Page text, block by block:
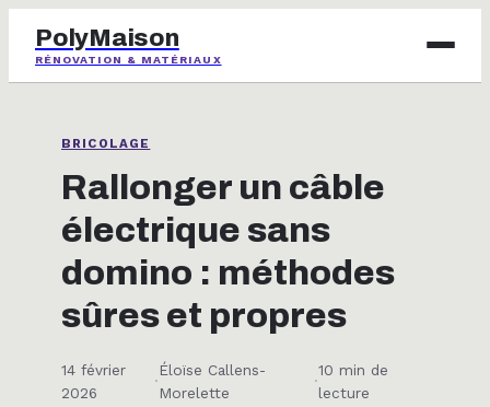
PolyMaison
RÉNOVATION & MATÉRIAUX
IMMOBILIER
JARDINAGE
MAISON & DÉCO
BRICOLAGE
Rallonger un câble
électrique sans
domino : méthodes
sûres et propres
14 février
2026
·
Éloïse Callens-
Morelette
·
10 min de
lecture